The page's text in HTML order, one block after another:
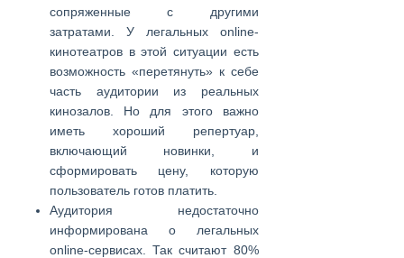
сопряженные с другими
затратами. У легальных online-
кинотеатров в этой ситуации есть
возможность «перетянуть» к себе
часть аудитории из реальных
кинозалов. Но для этого важно
иметь хороший репертуар,
включающий новинки, и
сформировать цену, которую
пользователь готов платить.
Аудитория недостаточно
информирована о легальных
online-сервисах. Так считают 80%